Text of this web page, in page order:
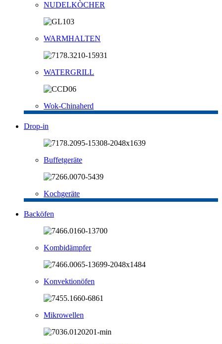
NUDELKÒCHER
WARMHALTEN
WATERGRILL
Wok-Chinaherd
Drop-in
Buffetgeräte
Kochgeräte
Backöfen
Kombidämpfer
Konvektionöfen
Mikrowellen